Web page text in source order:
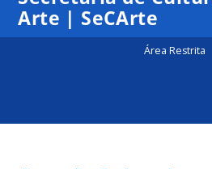
Arte | SeCArte
Área Restrita